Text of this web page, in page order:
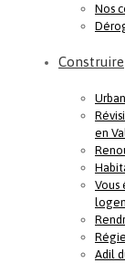
Nos
Construire
en
Vous
Adil